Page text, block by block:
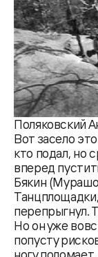
Поляковский
Вот засело
кто подал, но
вперед
Бякин
перепрыгнул.
Но он уже
попусту